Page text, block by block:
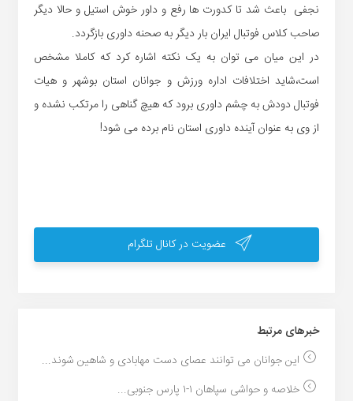
نجفی باعث شد تا کدورت ها رفع و داور خوش استیل و حالا دیگر
صاحب کلاس فوتبال ایران بار دیگر به صحنه داوری بازگردد.
در این میان می توان به یک نکته اشاره کرد که کاملا مشخص
است،شاید اختلافات اداره ورزش و جوانان استان بوشهر و هیات
فوتبال دودش به چشم داوری برود که هیچ گناهی را مرتکب نشده و
از وی به عنوان آینده داوری استان نام برده می شود!
عضویت در کانال تلگرام
خبر‌های مرتبط
این جوانان می توانند عصای دست مهابادی و شاهین شوند...
خلاصه و حواشی سپاهان ۱-۱ پارس جنوبی...